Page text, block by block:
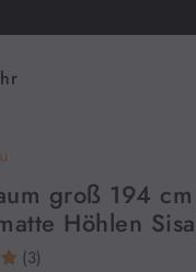
groß 194
Höhlen
(3)